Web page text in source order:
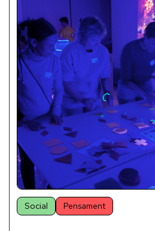
Social Pensament